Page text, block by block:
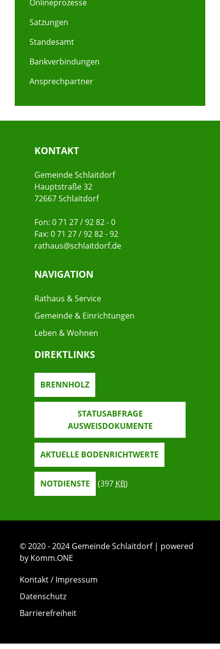
Onlineprozesse
Satzungen
Standesamt
Bankverbindungen
Ansprechpartner
KONTAKT
Gemeinde Schlaitdorf
Hauptstraße 32
72667 Schlaitdorf
Fon: 0 71 27 / 92 82 - 0
Fax: 0 71 27 / 92 82 - 92
rathaus@schlaitdorf.de
NAVIGATION
Rathaus & Service
Gemeinde & Einrichtungen
Leben & Wohnen
DIREKTLINKS
BRENNHOLZ
STATUSABFRAGE
AUSWEISDOKUMENTE
AKTUELLE BODENRICHTWERTE
NOTDIENSTE (397 KB)
© 2020 - 2024 Gemeinde Schlaitdorf | powered
by Komm.ONE
Kontakt / Impressum
Datenschutz
Barrierefreiheit